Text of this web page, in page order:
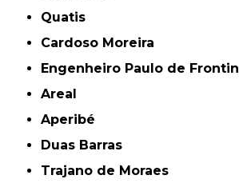
Quatis
Cardoso Moreira
Engenheiro Paulo de Frontin
Areal
Aperibé
Duas Barras
Trajano de Moraes